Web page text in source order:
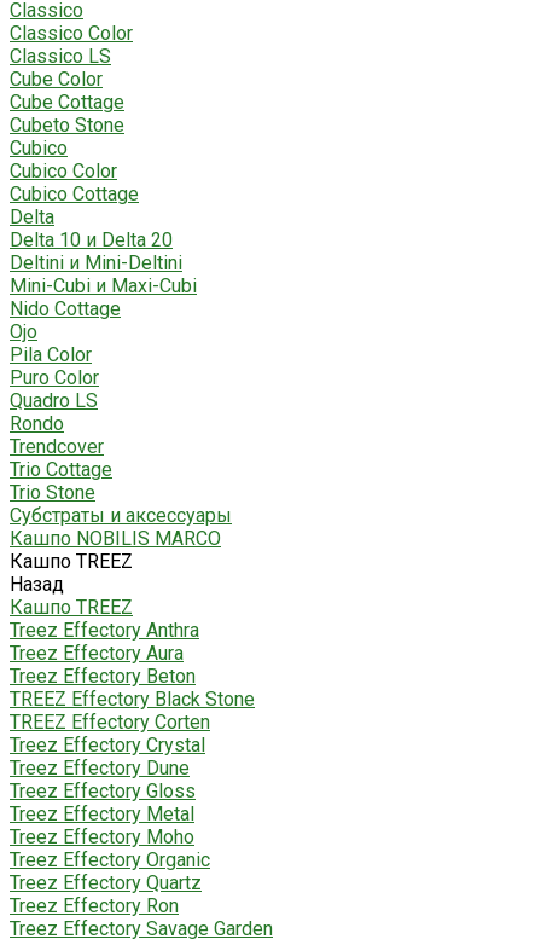
Classico
Classico Color
Classico LS
Cube Color
Cube Cottage
Cubeto Stone
Cubico
Cubico Color
Cubico Cottage
Delta
Delta 10 и Delta 20
Deltini и Mini-Deltini
Mini-Cubi и Maxi-Cubi
Nido Cottage
Ojo
Pila Color
Puro Color
Quadro LS
Rondo
Trendcover
Trio Cottage
Trio Stone
Субстраты и аксессуары
Кашпо NOBILIS MARCO
Кашпо TREEZ
Назад
Кашпо TREEZ
Treez Effectory Anthra
Treez Effectory Aura
Treez Effectory Beton
TREEZ Effectory Black Stone
TREEZ Effectory Corten
Treez Effectory Crystal
Treez Effectory Dune
Treez Effectory Gloss
Treez Effectory Metal
Treez Effectory Moho
Treez Effectory Organic
Treez Effectory Quartz
Treez Effectory Ron
Treez Effectory Savage Garden